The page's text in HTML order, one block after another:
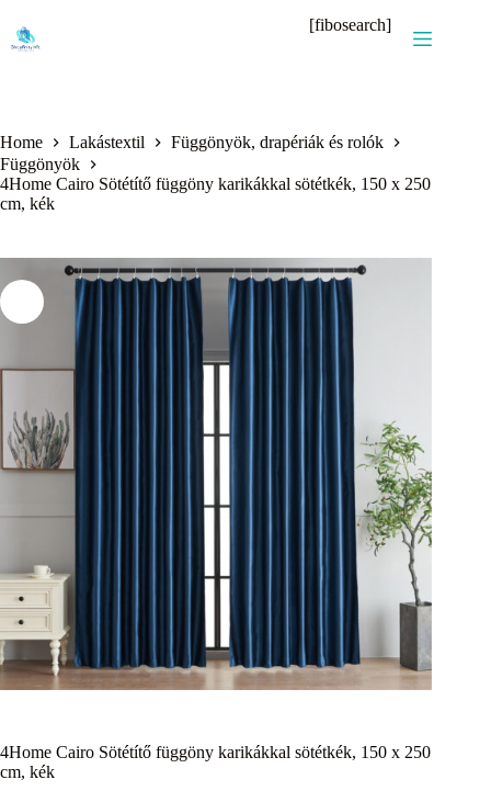
content
[fibosearch]
Home Lakástextil
Függönyök, drapériák és rolók
Függönyök
4Home Cairo Sötétítő függöny karikákkal sötétkék, 150 x 250
cm, kék
4Home Cairo Sötétítő függöny karikákkal sötétkék, 150 x 250
cm, kék